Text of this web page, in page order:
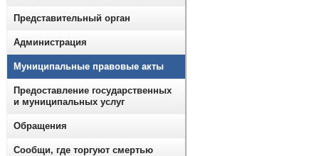
Представительный орган
Администрация
Муниципальные правовые акты
Предоставление государственных
и муниципальных услуг
Обращения
Сообщи, где торгуют смертью